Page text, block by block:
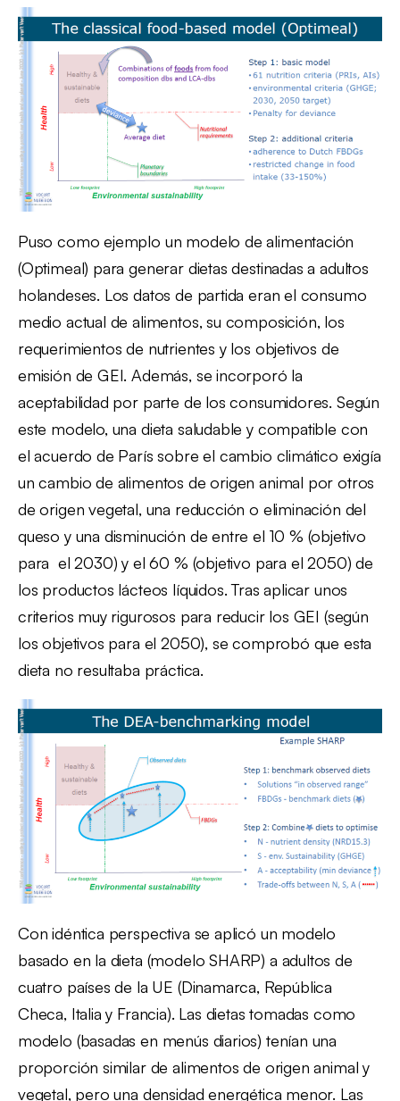
Puso como ejemplo un modelo de alimentación
(Optimeal) para generar dietas destinadas a adultos
holandeses. Los datos de partida eran el consumo
medio actual de alimentos, su composición, los
requerimientos de nutrientes y los objetivos de
emisión de GEI. Además, se incorporó la
aceptabilidad por parte de los consumidores. Según
este modelo, una dieta saludable y compatible con
el acuerdo de París sobre el cambio climático exigía
un cambio de alimentos de origen animal por otros
de origen vegetal, una reducción o eliminación del
queso y una disminución de entre el 10 % (objetivo
para el 2030) y el 60 % (objetivo para el 2050) de
los productos lácteos líquidos. Tras aplicar unos
criterios muy rigurosos para reducir los GEI (según
los objetivos para el 2050), se comprobó que esta
dieta no resultaba práctica.
Con idéntica perspectiva se aplicó un modelo
basado en la dieta (modelo SHARP) a adultos de
cuatro países de la UE (Dinamarca, República
Checa, Italia y Francia). Las dietas tomadas como
modelo (basadas en menús diarios) tenían una
proporción similar de alimentos de origen animal y
vegetal, pero una densidad energética menor. Las